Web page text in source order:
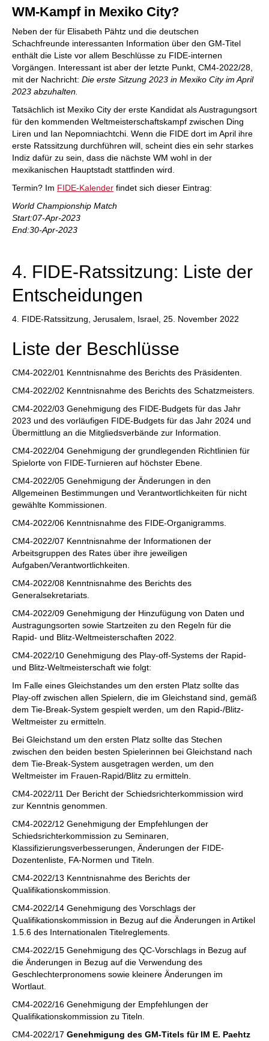
WM-Kampf in Mexiko City?
Neben der für Elisabeth Pähtz und die deutschen
Schachfreunde interessanten Information über den GM-Titel
enthält die Liste vor allem Beschlüsse zu FIDE-internen
Vorgängen. Interessant ist aber der letzte Punkt, CM4-2022/28,
mit der Nachricht: Die erste Sitzung 2023 in Mexiko City im April
2023 abzuhalten.
Tatsächlich ist Mexiko City der erste Kandidat als Austragungsort
für den kommenden Weltmeisterschaftskampf zwischen Ding
Liren und Ian Nepomniachtchi. Wenn die FIDE dort im April ihre
erste Ratssitzung durchführen will, scheint dies ein sehr starkes
Indiz dafür zu sein, dass die nächste WM wohl in der
mexikanischen Hauptstadt stattfinden wird.
Termin? Im FIDE-Kalender findet sich dieser Eintrag:
World Championship Match
Start:07-Apr-2023
End:30-Apr-2023
4. FIDE-Ratssitzung: Liste der
Entscheidungen
4. FIDE-Ratssitzung, Jerusalem, Israel, 25. November 2022
Liste der Beschlüsse
CM4-2022/01 Kenntnisnahme des Berichts des Präsidenten.
CM4-2022/02 Kenntnisnahme des Berichts des Schatzmeisters.
CM4-2022/03 Genehmigung des FIDE-Budgets für das Jahr
2023 und des vorläufigen FIDE-Budgets für das Jahr 2024 und
Übermittlung an die Mitgliedsverbände zur Information.
CM4-2022/04 Genehmigung der grundlegenden Richtlinien für
Spielorte von FIDE-Turnieren auf höchster Ebene.
CM4-2022/05 Genehmigung der Änderungen in den
Allgemeinen Bestimmungen und Verantwortlichkeiten für nicht
gewählte Kommissionen.
CM4-2022/06 Kenntnisnahme des FIDE-Organigramms.
CM4-2022/07 Kenntnisnahme der Informationen der
Arbeitsgruppen des Rates über ihre jeweiligen
Aufgaben/Verantwortlichkeiten.
CM4-2022/08 Kenntnisnahme des Berichts des
Generalsekretariats.
CM4-2022/09 Genehmigung der Hinzufügung von Daten und
Austragungsorten sowie Startzeiten zu den Regeln für die
Rapid- und Blitz-Weltmeisterschaften 2022.
CM4-2022/10 Genehmigung des Play-off-Systems der Rapid-
und Blitz-Weltmeisterschaft wie folgt:
Im Falle eines Gleichstandes um den ersten Platz sollte das
Play-off zwischen allen Spielern, die im Gleichstand sind, gemäß
dem Tie-Break-System gespielt werden, um den Rapid-/Blitz-
Weltmeister zu ermitteln.
Bei Gleichstand um den ersten Platz sollte das Stechen
zwischen den beiden besten Spielerinnen bei Gleichstand nach
dem Tie-Break-System ausgetragen werden, um den
Weltmeister im Frauen-Rapid/Blitz zu ermitteln.
CM4-2022/11 Der Bericht der Schiedsrichterkommission wird
zur Kenntnis genommen.
CM4-2022/12 Genehmigung der Empfehlungen der
Schiedsrichterkommission zu Seminaren,
Klassifizierungsverbesserungen, Änderungen der FIDE-
Dozentenliste, FA-Normen und Titeln.
CM4-2022/13 Kenntnisnahme des Berichts der
Qualifikationskommission.
CM4-2022/14 Genehmigung des Vorschlags der
Qualifikationskommission in Bezug auf die Änderungen in Artikel
1.5.6 des Internationalen Titelreglements.
CM4-2022/15 Genehmigung des QC-Vorschlags in Bezug auf
die Änderungen in Bezug auf die Verwendung des
Geschlechterpronomens sowie kleinere Änderungen im
Wortlaut.
CM4-2022/16 Genehmigung der Empfehlungen der
Qualifikationskommission zu Titeln.
CM4-2022/17 Genehmigung des GM-Titels für IM E. Paehtz